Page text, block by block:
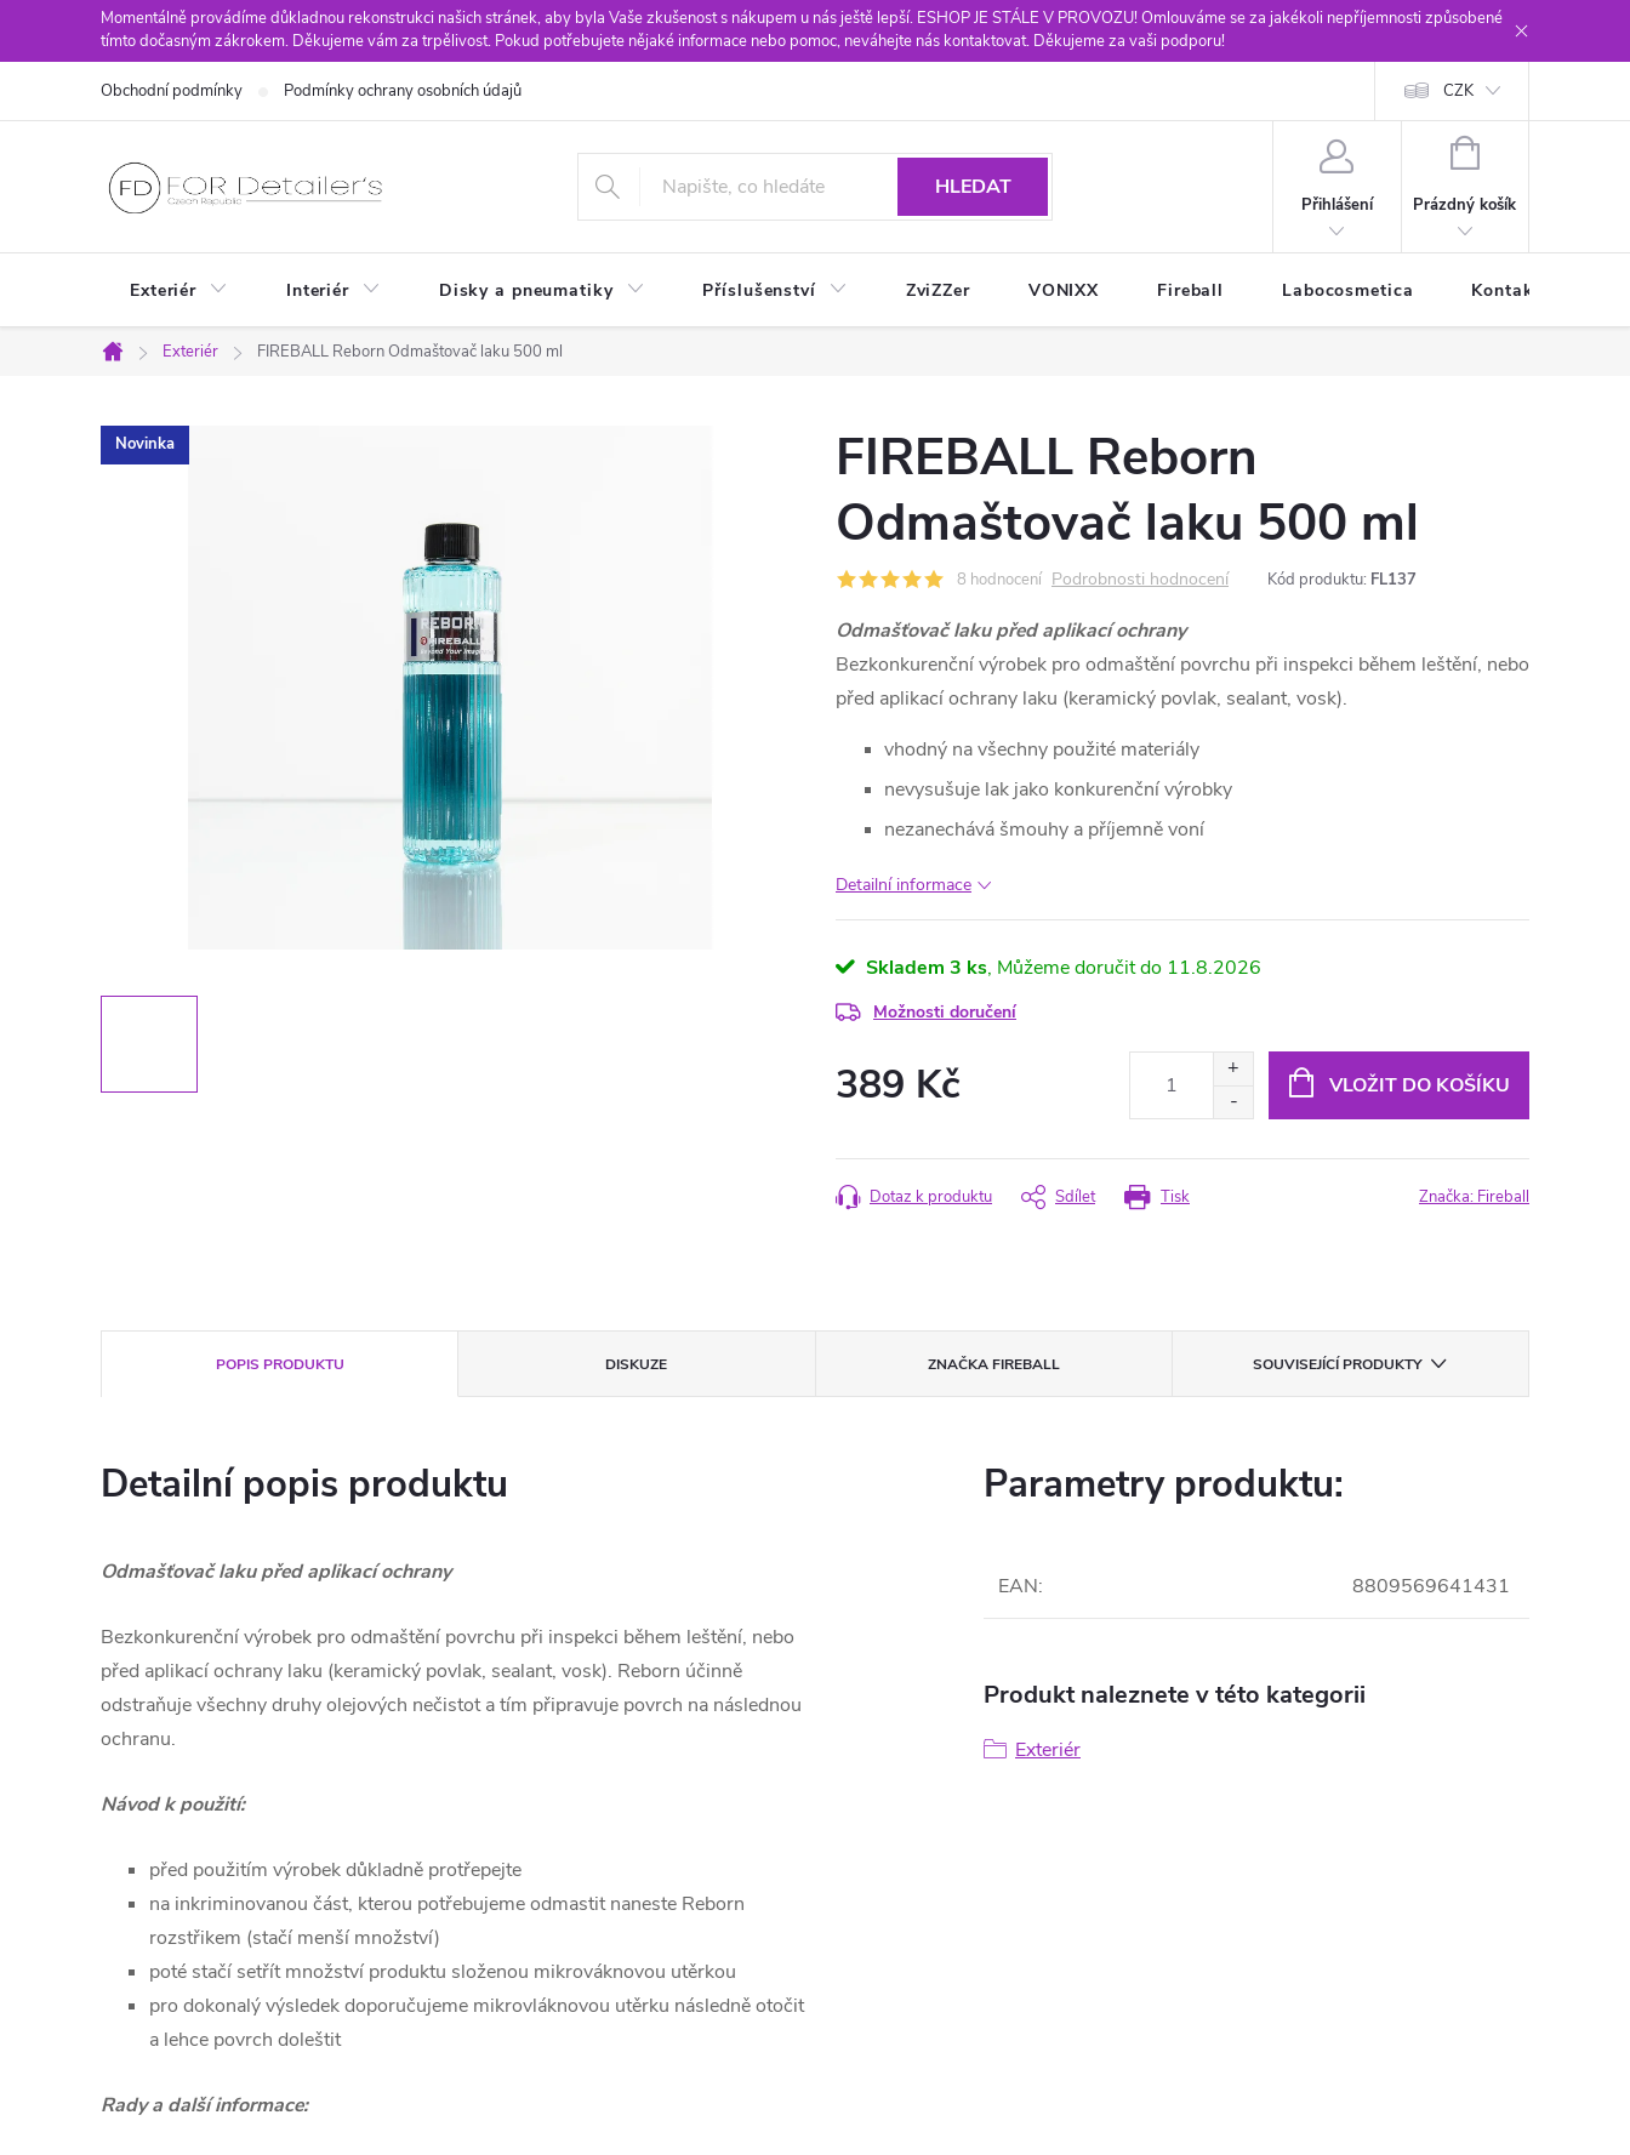
Momentálně provádíme důkladnou rekonstrukci našich stránek, aby byla Vaše zkušenost s nákupem u nás ještě lepší. ESHOP JE STÁLE V PROVOZU! Omlouváme se za jakékoli nepříjemnosti způsobené
tímto dočasným zákrokem. Děkujeme vám za trpělivost. Pokud potřebujete nějaké informace nebo pomoc, neváhejte nás kontaktovat. Děkujeme za vaši podporu!
Obchodní podmínky Podmínky ochrany osobních údajů CZK
HLEDAT
Přihlášení
NÁKUPNÍ
Prázdný košík
Exteriér Interiér Disky a pneumatiky Příslušenství ZviZZer VONIXX Fireball Labocosmetica Kontakty
Domů
Exteriér FIREBALL Reborn Odmaštovač laku 500 ml
Novinka
FIREBALL Reborn
Odmaštovač laku 500 ml
8 hodnocení Podrobnosti hodnocení Kód produktu: FL137
Odmašťovač laku před aplikací ochrany
Bezkonkurenční výrobek pro odmaštění povrchu při inspekci během leštění, nebo
před aplikací ochrany laku (keramický povlak, sealant, vosk).
vhodný na všechny použité materiály
nevysušuje lak jako konkurenční výrobky
nezanechává šmouhy a příjemně voní
Detailní informace
Skladem 3 ks 11.8.2026
Možnosti doručení
389 Kč VLOŽIT DO KOŠÍKU
Tisk
Dotaz k produktu Sdílet Značka: Fireball
POPIS PRODUKTU DISKUZE ZNAČKAFIREBALL SOUVISEJÍCÍ PRODUKTY
Detailní popis produktu
Odmašťovač laku před aplikací ochrany
Bezkonkurenční výrobek pro odmaštění povrchu při inspekci během leštění, nebo
před aplikací ochrany laku (keramický povlak, sealant, vosk). Reborn účinně
odstraňuje všechny druhy olejových nečistot a tím připravuje povrch na následnou
ochranu.
Návod k použití:
před použitím výrobek důkladně protřepejte
na inkriminovanou část, kterou potřebujeme odmastit naneste Reborn
rozstřikem (stačí menší množství)
poté stačí setřít množství produktu složenou mikrováknovou utěrkou
pro dokonalý výsledek doporučujeme mikrovláknovou utěrku následně otočit
a lehce povrch doleštit
Rady a další informace:
Parametry produktu:
EAN: 8809569641431
Produkt naleznete v této kategorii
Exteriér